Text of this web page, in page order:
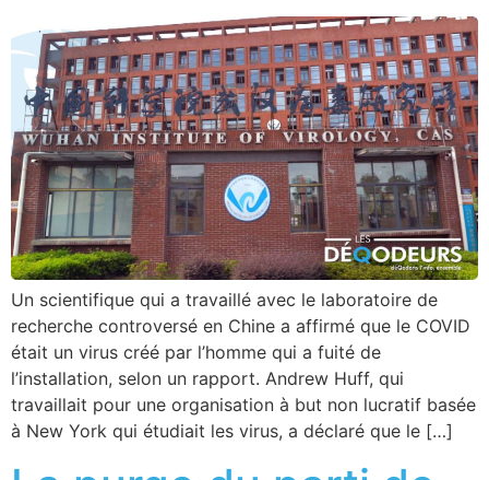
Un scientifique qui a travaillé avec le laboratoire de
recherche controversé en Chine a affirmé que le COVID
était un virus créé par l’homme qui a fuité de
l’installation, selon un rapport. Andrew Huff, qui
travaillait pour une organisation à but non lucratif basée
à New York qui étudiait les virus, a déclaré que le […]